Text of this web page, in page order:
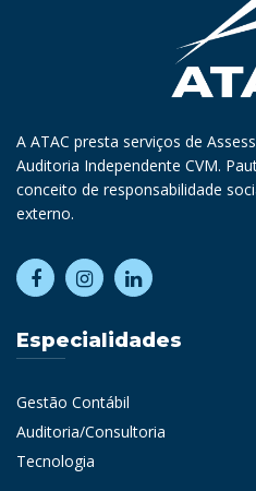
A ATAC presta serviços de
Auditoria Independente CVM.
conceito de responsabilidade
externo.
Especialidades
Gestão Contábil
Auditoria/Consultoria
Tecnologia